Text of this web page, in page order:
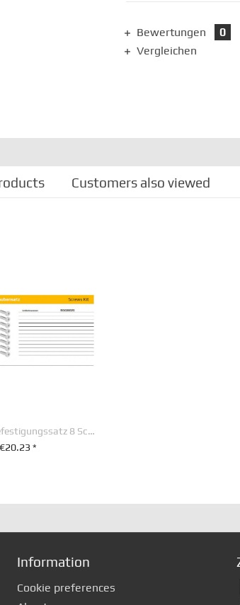
Bewertungen
0
Vergleichen
Customers also viewed
ROG00026 Befestigungssatz 8 Schrauben M 16 x 55 mm
€20.23 *
Information
Cookie preferences